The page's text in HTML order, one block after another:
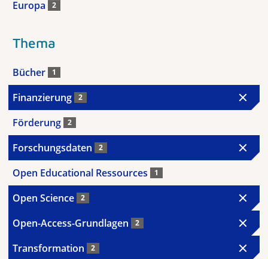
Europa 2
Thema
Bücher 1
Finanzierung 2
Förderung 2
Forschungsdaten 2
Open Educational Ressources 1
Open Science 2
Open-Access-Grundlagen 2
Transformation 2